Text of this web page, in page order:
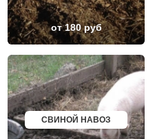
ГУСЬ ХРУСТАЛЬНЫЙ
ИЗБЕРБАШ
НАЗРАНЬ
АБИНСК
ПЕРЕВОЗ
ИСКИТИМ
СЫСЕРТЬ
КЫЗЫЛ
МИХАЙЛОВКА
АКСАЙ
ПЕРЕСЛАВЛЬ ЗАЛЕССКИЙ
ЖУКОВ
от 180 руб
СВИНОЙ НАВОЗ